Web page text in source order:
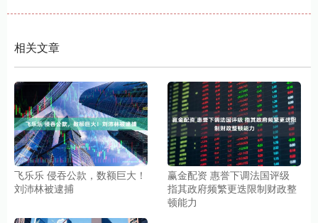
相关文章
飞乐乐 侵吞公款，数额巨大！
刘沛林被逮捕
赢金配资 惠誉下调法国评级
指其政府频繁更迭限制财政整
顿能力